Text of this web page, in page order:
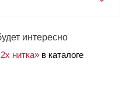
интересно
нитка» в каталоге